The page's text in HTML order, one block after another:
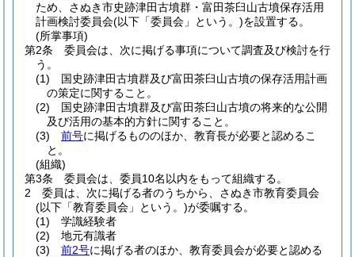
ため、さぬき市史跡津田古墳群・富田茶臼山古墳保存活用
計画検討委員会(以下「委員会」という。)を設置する。
(所掌事項)
第2条
委員会は、次に掲げる事項について調査及び検討を行
う。
(1)
国史跡津田古墳群及び富田茶臼山古墳の保存活用計画
の策定に関すること。
(2)
国史跡津田古墳群及び富田茶臼山古墳の将来的な公開
及び活用の基本的方針に関すること。
(3)
前号に掲げるもののほか、教育長が必要と認めるこ
と。
(組織)
第3条
委員会は、委員10名以内をもって組織する。
2
委員は、次に掲げる者のうちから、さぬき市教育委員会
(以下「教育委員会」という。)が委嘱する。
(1)
学識経験者
(2)
地元有識者
(3)
前2号に掲げる者のほか、教育委員会が必要と認める